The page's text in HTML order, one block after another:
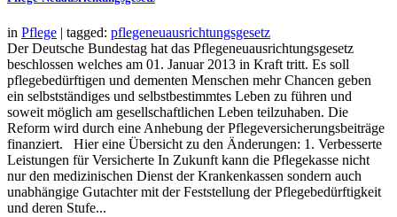
in Pflege | tagged: pflegeneuausrichtungsgesetz
Der Deutsche Bundestag hat das Pflegeneuausrichtungsgesetz
beschlossen welches am 01. Januar 2013 in Kraft tritt. Es soll
pflegebedürftigen und dementen Menschen mehr Chancen geben
ein selbstständiges und selbstbestimmtes Leben zu führen und
soweit möglich am gesellschaftlichen Leben teilzuhaben. Die
Reform wird durch eine Anhebung der Pflegeversicherungsbeiträge
finanziert. Hier eine Übersicht zu den Änderungen: 1. Verbesserte
Leistungen für Versicherte In Zukunft kann die Pflegekasse nicht
nur den medizinischen Dienst der Krankenkassen sondern auch
unabhängige Gutachter mit der Feststellung der Pflegebedürftigkeit
und deren Stufe...